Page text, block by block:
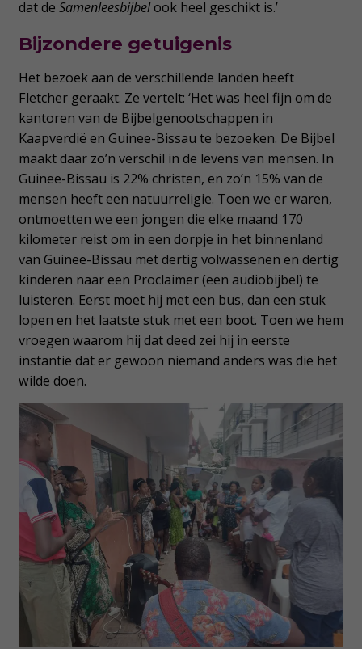
dat de Samenleesbijbelook heel geschikt is.’
Bijzondere getuigenis
Het bezoek aan de verschillende landen heeft
Fletcher geraakt. Ze vertelt: ‘Het was heel fijn om de
kantoren van de Bijbelgenootschappen in
Kaapverdië en Guinee-Bissau te bezoeken. De Bijbel
maakt daar zo’n verschil in de levens van mensen. In
Guinee-Bissau is 22% christen, en zo’n 15% van de
mensen heeft een natuurreligie. Toen we er waren,
ontmoetten we een jongen die elke maand 170
kilometer reist om in een dorpje in het binnenland
van Guinee-Bissau met dertig volwassenen en dertig
kinderen naar een Proclaimer (een audiobijbel) te
luisteren. Eerst moet hij met een bus, dan een stuk
lopen en het laatste stuk met een boot. Toen we hem
vroegen waarom hij dat deed zei hij in eerste
instantie dat er gewoon niemand anders was die het
wilde doen.